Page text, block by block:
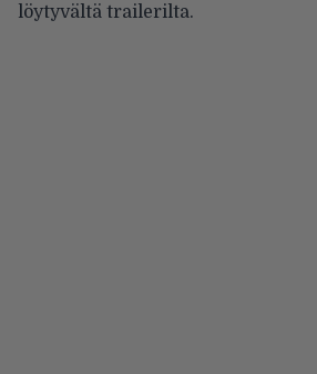
löytyvältä trailerilta.